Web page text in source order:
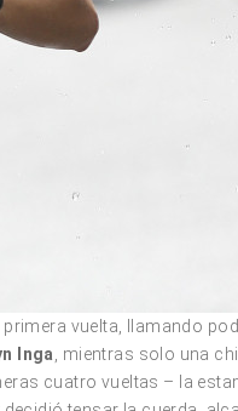
vuelta, llamando
Inga , mientras solo una
cuatro vueltas – la